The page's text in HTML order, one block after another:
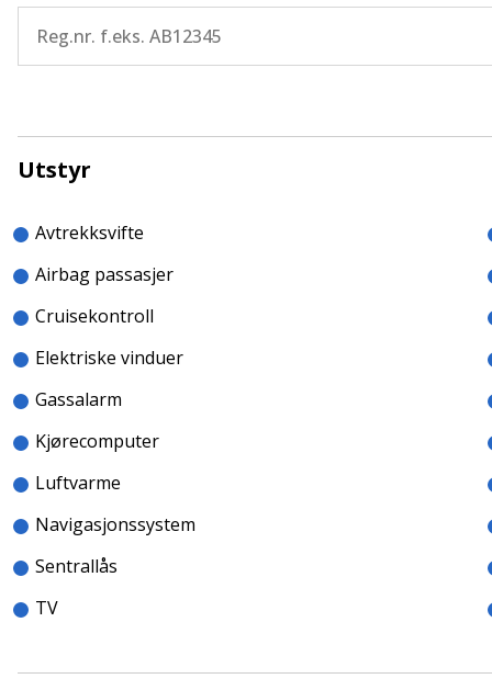
Garanti
utvides til opptil tre år.
Utstyr
Avtrekksvifte
Airbag passasjer
Cruisekontroll
Elektriske vinduer
Gassalarm
Kjørecomputer
Luftvarme
Navigasjonssystem
Sentrallås
TV